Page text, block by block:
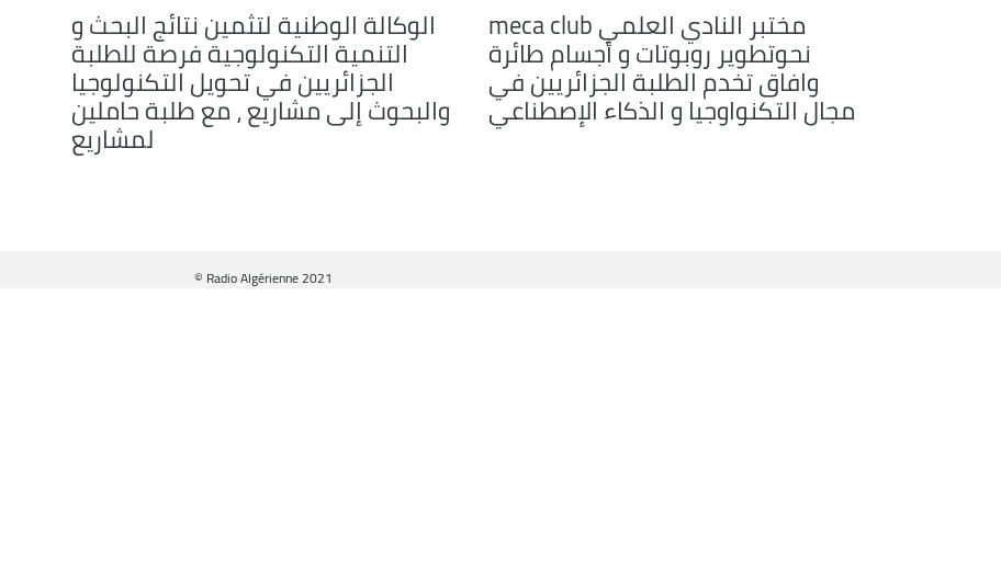
or
decrease
volume.
مختبر النادي العلمي meca club
نحوتطوير روبوتات و أجسام طائرة
وافاق تخدم الطلبة الجزائريين في
مجال التكنواوجيا و الذكاء الإصطناعي
الوكالة الوطنية لتثمين نتائج البحث و
التنمية التكنولوجية فرصة للطلبة
الجزائريين في تحويل التكنولوجيا
والبحوث إلى مشاريع ، مع طلبة حاملين
لمشاريع
© Radio Algérienne 2021